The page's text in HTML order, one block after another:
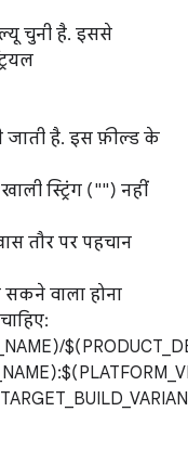
चुनी है. इससे
जाती है. इस फ़ील्ड के
स्ट्रिंग ("") नहीं
तौर पर पहचान
वाला होना